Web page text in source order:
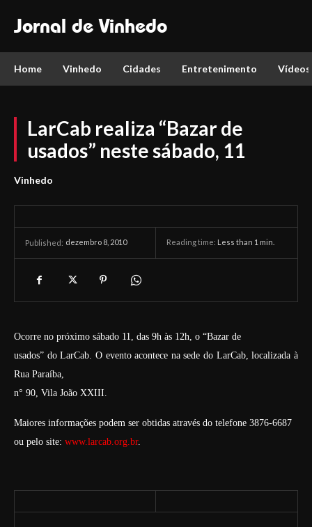
Jornal de Vinhedo
Home Vinhedo Cidades Entretenimento Vídeos
LarCab realiza “Bazar de
usados” neste sábado, 11
Vinhedo
Published: dezembro 8, 2010 Reading time: Less than 1 min.
Ocorre no próximo sábado 11, das 9h às 12h, o “Bazar de
usados” do LarCab. O evento acontece na sede do LarCab, localizada à
Rua Paraíba,
n° 90, Vila João XXIII.
Maiores informações podem ser obtidas através do telefone 3876-6687
ou pelo site: www.larcab.org.br.